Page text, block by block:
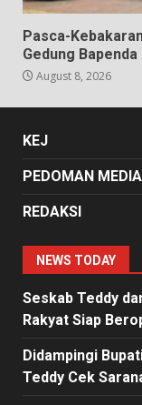
Pasca-
Gedung
August 8, 2026
KEJ
PEDOMAN
REDAKSI
NEWS TODAY
Seskab Teddy
Rakyat Siap
Didampingi
Teddy Cek